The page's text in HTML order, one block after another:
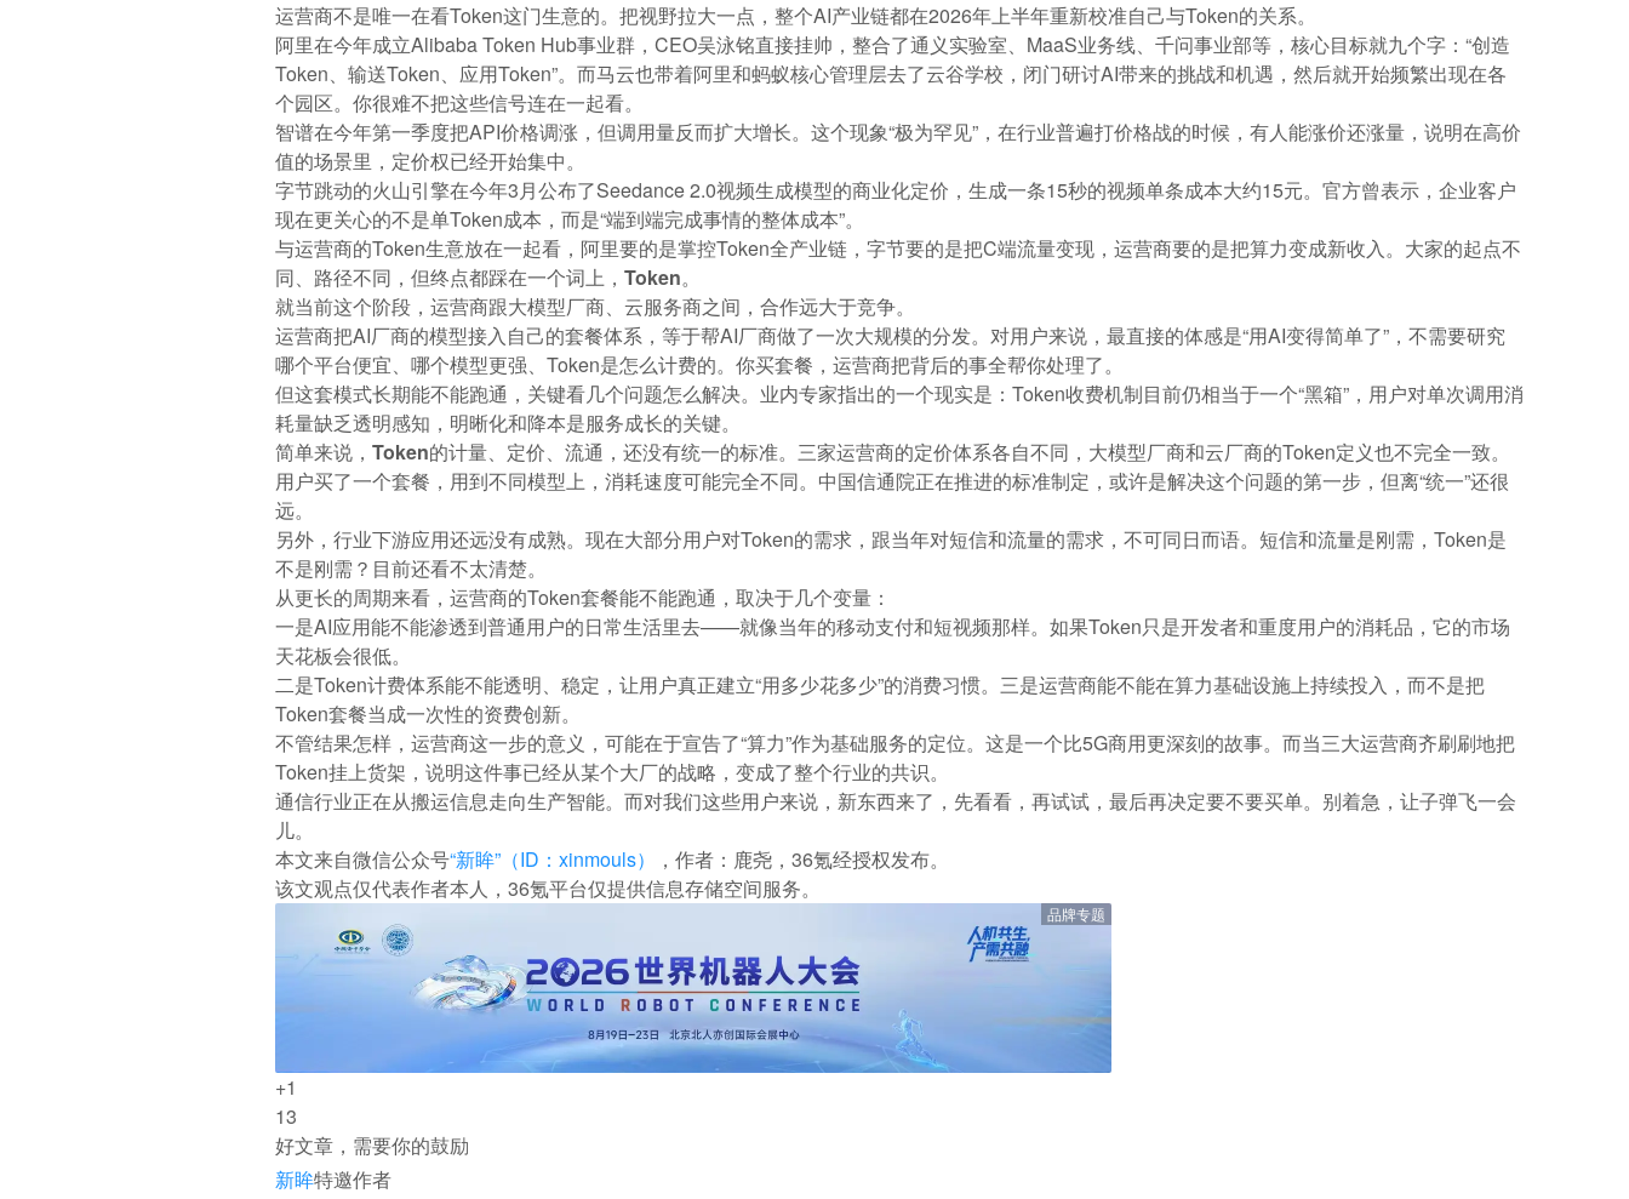
运营商不是唯一在看Token这门生意的。把视野拉大一点，整个AI产业链都在2026年上半年重新校准自己与Token的关系。
阿里在今年成立Alibaba Token Hub事业群，CEO吴泳铭直接挂帅，整合了通义实验室、MaaS业务线、千问事业部等，核心目标就九个字：“创造
Token、输送Token、应用Token”。而马云也带着阿里和蚂蚁核心管理层去了云谷学校，闭门研讨AI带来的挑战和机遇，然后就开始频繁出现在各
个园区。你很难不把这些信号连在一起看。
智谱在今年第一季度把API价格调涨，但调用量反而扩大增长。这个现象“极为罕见”，在行业普遍打价格战的时候，有人能涨价还涨量，说明在高价
值的场景里，定价权已经开始集中。
字节跳动的火山引擎在今年3月公布了Seedance 2.0视频生成模型的商业化定价，生成一条15秒的视频单条成本大约15元。官方曾表示，企业客户
现在更关心的不是单Token成本，而是“端到端完成事情的整体成本”。
与运营商的Token生意放在一起看，阿里要的是掌控Token全产业链，字节要的是把C端流量变现，运营商要的是把算力变成新收入。大家的起点不
同、路径不同，但终点都踩在一个词上， Token。
就当前这个阶段，运营商跟大模型厂商、云服务商之间，合作远大于竞争。
运营商把AI厂商的模型接入自己的套餐体系，等于帮AI厂商做了一次大规模的分发。对用户来说，最直接的体感是“用AI变得简单了”，不需要研究
哪个平台便宜、哪个模型更强、Token是怎么计费的。你买套餐，运营商把背后的事全帮你处理了。
但这套模式长期能不能跑通，关键看几个问题怎么解决。业内专家指出的一个现实是：Token收费机制目前仍相当于一个“黑箱”，用户对单次调用消
耗量缺乏透明感知，明晰化和降本是服务成长的关键。
简单来说，Token的计量、定价、流通，还没有统一的标准。三家运营商的定价体系各自不同，大模型厂商和云厂商的Token定义也不完全一致。
用户买了一个套餐，用到不同模型上，消耗速度可能完全不同。中国信通院正在推进的标准制定，或许是解决这个问题的第一步，但离“统一”还很
远。
另外，行业下游应用还远没有成熟。现在大部分用户对Token的需求，跟当年对短信和流量的需求，不可同日而语。短信和流量是刚需，Token是
不是刚需？目前还看不太清楚。
从更长的周期来看，运营商的Token套餐能不能跑通，取决于几个变量：
一是AI应用能不能渗透到普通用户的日常生活里去——就像当年的移动支付和短视频那样。如果Token只是开发者和重度用户的消耗品，它的市场
天花板会很低。
二是Token计费体系能不能透明、稳定，让用户真正建立“用多少花多少”的消费习惯。三是运营商能不能在算力基础设施上持续投入，而不是把
Token套餐当成一次性的资费创新。
不管结果怎样，运营商这一步的意义，可能在于宣告了“算力”作为基础服务的定位。这是一个比5G商用更深刻的故事。而当三大运营商齐刷刷地把
Token挂上货架，说明这件事已经从某个大厂的战略，变成了整个行业的共识。
通信行业正在从搬运信息走向生产智能。而对我们这些用户来说，新东西来了，先看看，再试试，最后再决定要不要买单。别着急，让子弹飞一会
儿。
本文来自微信公众号“新眸”（ID：xinmouls）
，作者：鹿尧，36氪经授权发布。
该文观点仅代表作者本人，36氪平台仅提供信息存储空间服务。
品牌专题
+1
13
好文章，需要你的鼓励
新眸特邀作者